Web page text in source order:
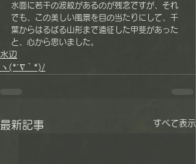
水面に若干の波紋があるのが残念ですが、それ
でも、この美しい風景を目の当たりにして、千
葉からはるばる山形まで遠征した甲斐があった
と、心から思いました。
水辺
ヽ(*´∇｀*)/
最新記事 すべて表示